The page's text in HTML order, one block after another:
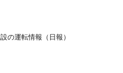
の運転情報（日報）